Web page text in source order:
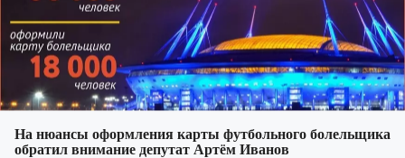
На нюансы оформления карты футбольного болельщика
обратил внимание депутат Артём Иванов